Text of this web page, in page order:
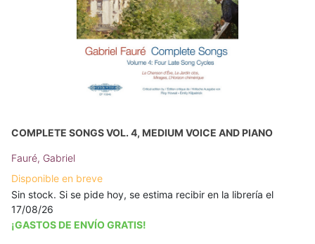
COMPLETE SONGS VOL. 4, MEDIUM VOICE AND PIANO
Fauré, Gabriel
Disponible en breve
Sin stock. Si se pide hoy, se estima recibir en la librería el
17/08/26
¡GASTOS DE ENVÍO GRATIS!